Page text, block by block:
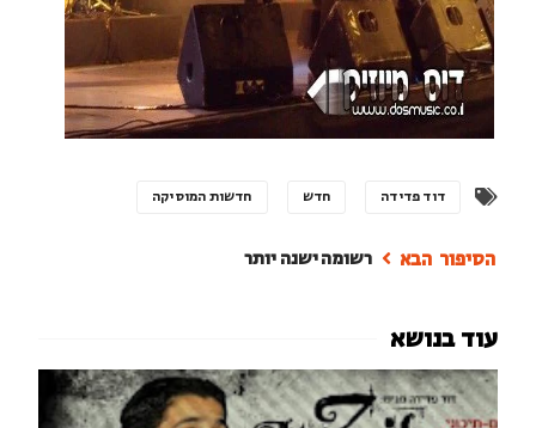
דוד פדידה חדש חדשות המוסיקה
רשומה ישנה יותר